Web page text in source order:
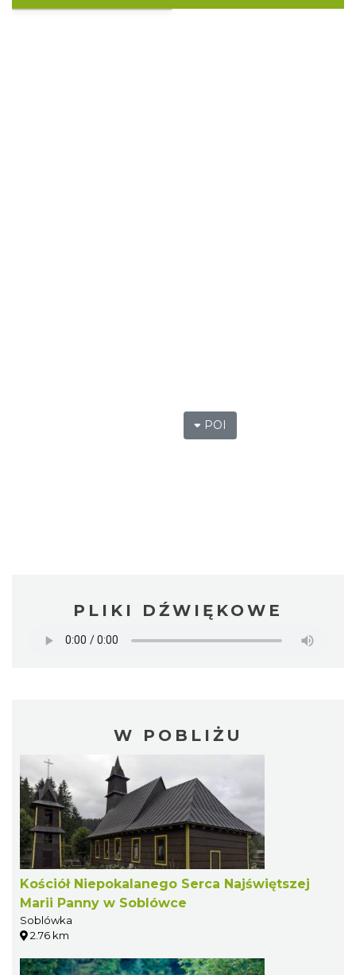
POI
PLIKI DŹWIĘKOWE
W POBLIŻU
Kościół Niepokalanego Serca Najświętszej
Marii Panny w Soblówce
Soblówka
2.76 km